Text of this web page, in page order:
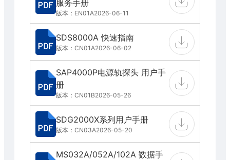
服务手册
版本：EN01A2026-06-11
SDS8000A 快速指南
版本：CN01A2026-06-02
SAP4000P电源轨探头 用户手
册
版本：CN01B2026-05-26
SDG2000X系列用户手册
版本：CN03A2026-05-20
MS032A/052A/102A 数据手